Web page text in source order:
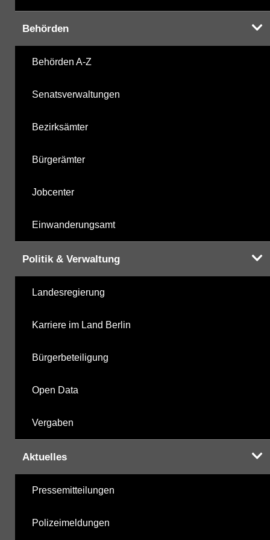
Behörden
Behörden A-Z
Senatsverwaltungen
Bezirksämter
Bürgerämter
Jobcenter
Einwanderungsamt
Politik & Verwaltung
Landesregierung
Karriere im Land Berlin
Bürgerbeteiligung
Open Data
Vergaben
Aktuelles
Pressemitteilungen
Polizeimeldungen